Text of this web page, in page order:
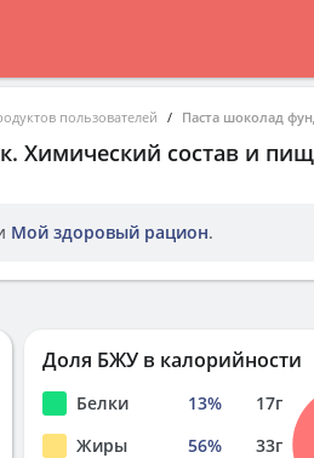
пользователей Паста шоколад
. Химический состав и
Мой здоровый рацион.
Доля БЖУ в калорийности
Белки 13% 17г
Жиры
56% 33г